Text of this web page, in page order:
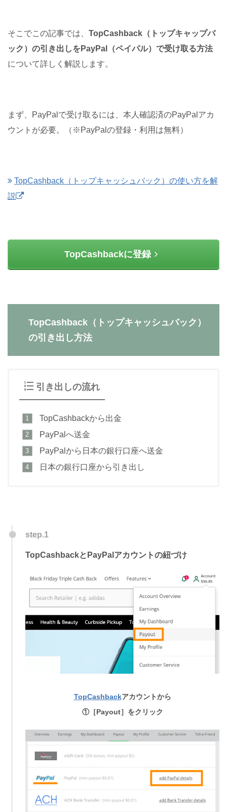
そこでこの記事では、 TopCashback（トップキャップバ
ック）の引き出しをPayPal（ペイパル）で受け取る方法
について詳しく解説します。
まず、PayPalで受け取るには、本人確認済のPayPalアカ
ウントが必要。（※PayPalの登録・利用は無料）
TopCashback（トップキャッシュバック）の使い方を解
説
TopCashbackに登録
TopCashback（トップキャッシュバック）
の引き出し方法
引き出しの流れ
TopCashbackから出金
PayPalへ送金
PayPalから日本の銀行口座へ送金
日本の銀行口座から引き出し
step.1
TopCashbackとPayPalアカウントの紐づけ
TopCashbackアカウントから
①［Payout］をクリック